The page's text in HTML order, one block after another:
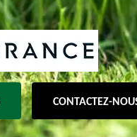
CONTACTEZ-